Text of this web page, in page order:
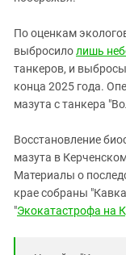
По оценкам
выбросилолишь
танкеров, и
конца 2025 года.
мазута с танкера
Восстановление
мазута в
Материалы о
крае собраны
"Экокатастрофа на